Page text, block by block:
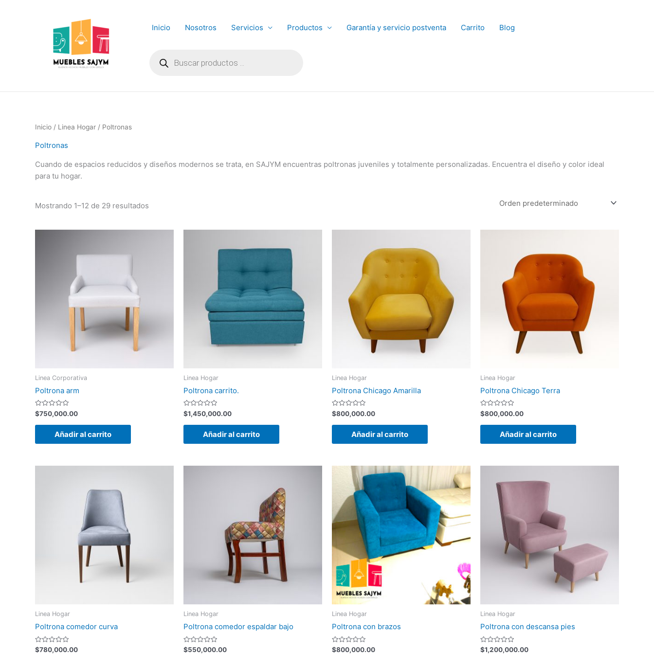
Inicio Nosotros Servicios Productos Garantía y servicio postventa Carrito Blog
productos
Inicio / Linea Hogar / Poltronas
Poltronas
Cuando de espacios reducidos y diseños modernos se trata, en SAJYM encuentras poltronas juveniles y totalmente personalizadas. Encuentra el diseño y color ideal
para tu hogar.
Mostrando 1–12 de 29 resultados
Linea Corporativa
Poltrona arm
Valorado
con
0
$750,000.00
Añadir al carrito
Linea Hogar
Poltrona carrito.
Valorado
con
0
$1,450,000.00
Añadir al carrito
Linea Hogar
Poltrona Chicago Amarilla
Valorado
con
0
$800,000.00
Añadir al carrito
Linea Hogar
Poltrona Chicago Terra
Valorado
con
0
$800,000.00
Añadir al carrito
Linea Hogar
Poltrona comedor curva
Valorado
$780,000.00
Linea Hogar
Poltrona comedor espaldar bajo
Valorado
$550,000.00
Linea Hogar
Poltrona con brazos
Valorado
$800,000.00
Linea Hogar
Poltrona con descansa pies
Valorado
$1,200,000.00